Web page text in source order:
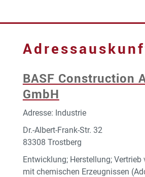
BASF Construction
GmbH
Adresse: Industrie
Dr.-Albert-Frank-Str. 32
83308 Trostberg
Entwicklung; Herstellung; Vertrieb
mit chemischen Erzeugnissen